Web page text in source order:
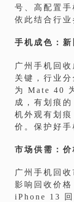
号、高配置
依此结合行业
手机成色：
广州手机回
关键，行业
为 Mate 40
成，有划痕
机外观有划
价。保护好手
市场供需：
广州手机回
影响回收价
iPhone 13